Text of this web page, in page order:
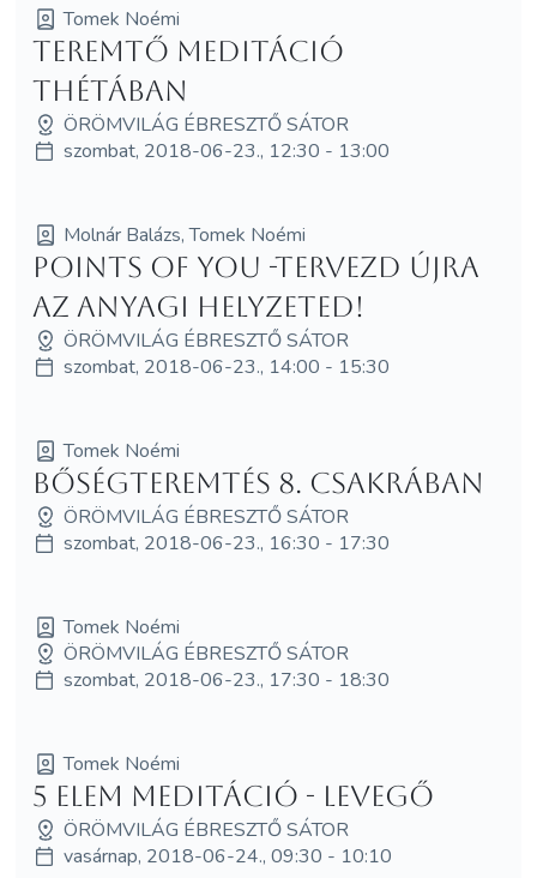
Tomek Noémi
Teremtő meditáció
thétában
ÖRÖMVILÁG ÉBRESZTŐ SÁTOR
szombat, 2018-06-23., 12:30 - 13:00
Molnár Balázs, Tomek Noémi
Points of You -Tervezd újra
az anyagi helyzeted!
ÖRÖMVILÁG ÉBRESZTŐ SÁTOR
szombat, 2018-06-23., 14:00 - 15:30
Tomek Noémi
Bőségteremtés 8. csakrában
ÖRÖMVILÁG ÉBRESZTŐ SÁTOR
szombat, 2018-06-23., 16:30 - 17:30
Tomek Noémi
ÖRÖMVILÁG ÉBRESZTŐ SÁTOR
szombat, 2018-06-23., 17:30 - 18:30
Tomek Noémi
5 elem meditáció - Levegő
ÖRÖMVILÁG ÉBRESZTŐ SÁTOR
vasárnap, 2018-06-24., 09:30 - 10:10